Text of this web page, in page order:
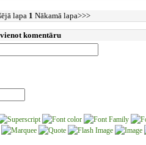
lapa 1 Nākamā lapa>>>
komentāru